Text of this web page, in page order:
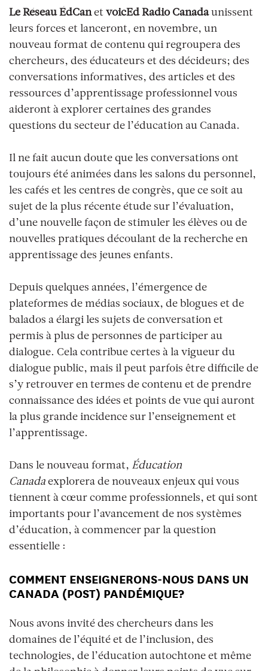
Le RéseauÉdCanet voicEd Radio Canadaunissent
leurs forces et lanceront, en novembre, un
nouveau format de contenu qui regroupera des
chercheurs, des éducateurs et des décideurs; des
conversations informatives, des articles et des
ressources d’apprentissage professionnel vous
aideront à explorer certaines des grandes
questions du secteur de l’éducation au Canada.
Il ne fait aucun doute que les conversations ont
toujours été animées dans les salons du personnel,
les cafés et les centres de congrès, que ce soit au
sujet de la plus récente étude sur l’évaluation,
d’une nouvelle façon de stimuler les élèves ou de
nouvelles pratiques découlant de la recherche en
apprentissage des jeunes enfants.
Depuis quelques années, l’émergence de
plateformes de médias sociaux, de blogues et de
balados a élargi les sujets de conversation et
permis à plus de personnes de participer au
dialogue. Cela contribue certes à la vigueur du
dialogue public, mais il peut parfois être difficile de
s’y retrouver en termes de contenu et de prendre
connaissance des idées et points de vue qui auront
la plus grande incidence sur l’enseignement et
l’apprentissage.
Dans le nouveau format, Éducation
Canada explorera de nouveaux enjeux qui vous
tiennent à cœur comme professionnels, et qui sont
importants pour l’avancement de nos systèmes
d’éducation, à commencer par la question
essentielle :
COMMENT ENSEIGNERONS-NOUS DANS UN
CANADA (POST) PANDÉMIQUE?
Nous avons invité des chercheurs dans les
domaines de l’équité et de l’inclusion, des
technologies, de l’éducation autochtone et même